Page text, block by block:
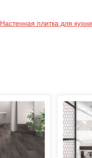
Настенная плитка для кухни